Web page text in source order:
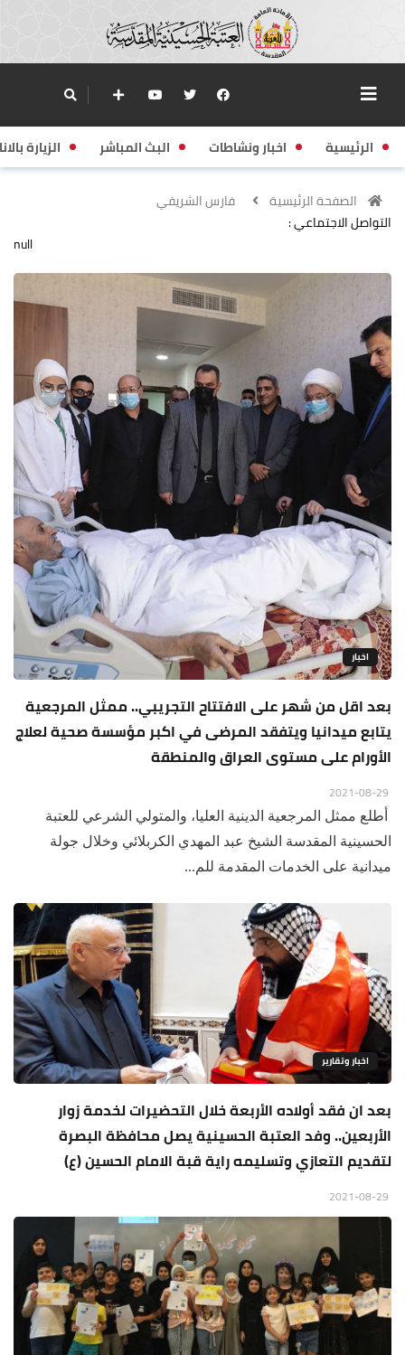
الرئيسية اخبار ونشاطات البث المباشر الزيارة
الصفحة الرئيسية
فارس الشريفي
التواصل الاجتماعي :
null
اخبار
بعد اقل من شهر على الافتتاح التجريبي.. ممثل المرجعية
يتابع ميدانيا ويتفقد المرضى في اكبر مؤسسة صحية لعلاج
الأورام على مستوى العراق والمنطقة
أطلع ممثل المرجعية الدينية العليا، والمتولي الشرعي للعتبة
الحسينية المقدسة الشيخ عبد المهدي الكربلائي وخلال جولة
ميدانية على الخدمات المقدمة للم...
اخبار وتقارير
بعد ان فقد أولاده الأربعة خلال التحضيرات لخدمة زوار
الأربعين.. وفد العتبة الحسينية يصل محافظة البصرة
لتقديم التعازي وتسليمه راية قبة الامام الحسين (ع)